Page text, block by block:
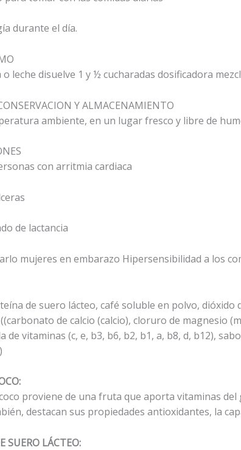
durante el día.
o leche disuelve 1 y ½ cucharadas dosificadora
Y ALMACENAMIENTO
ambiente, en un lugar fresco y libre de
con arritmia cardiaca
de lactancia
mujeres en embarazo Hipersensibilidad a los
de suero lácteo, café soluble en polvo,
de calcio (calcio), cloruro de
de vitaminas (c, e, b3, b6, b2, b1, a, b8, d, b12),
proviene de una fruta que aporta vitaminas
destacan sus propiedades antioxidantes, la
SUERO LÁCTEO: